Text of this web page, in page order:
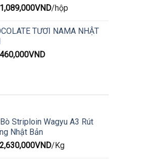
1,089,000VND/hộp
TƯƠI NAMA NHẬT
460,000VND
Striploin Wagyu A3 Rút
Nhật Bản
2,630,000VND/Kg